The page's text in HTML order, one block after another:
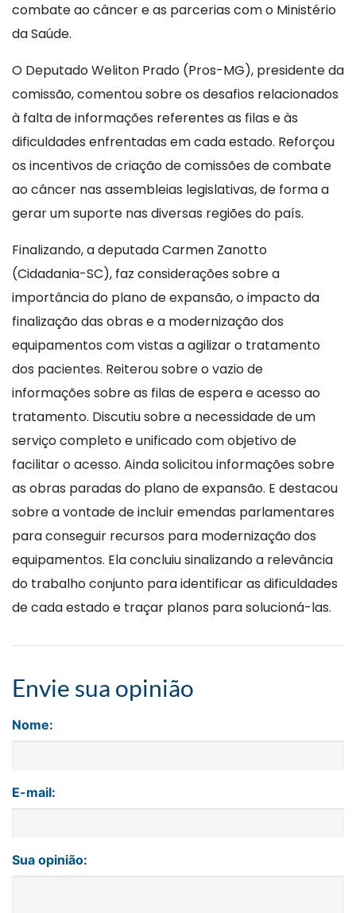
combate ao câncer e as parcerias com o Ministério
da Saúde.
O Deputado Weliton Prado (Pros-MG), presidente da
comissão, comentou sobre os desafios relacionados
à falta de informações referentes as filas e às
dificuldades enfrentadas em cada estado. Reforçou
os incentivos de criação de comissões de combate
ao câncer nas assembleias legislativas, de forma a
gerar um suporte nas diversas regiões do país.
Finalizando, a deputada Carmen Zanotto
(Cidadania-SC), faz considerações sobre a
importância do plano de expansão, o impacto da
finalização das obras e a modernização dos
equipamentos com vistas a agilizar o tratamento
dos pacientes. Reiterou sobre o vazio de
informações sobre as filas de espera e acesso ao
tratamento. Discutiu sobre a necessidade de um
serviço completo e unificado com objetivo de
facilitar o acesso. Ainda solicitou informações sobre
as obras paradas do plano de expansão. E destacou
sobre a vontade de incluir emendas parlamentares
para conseguir recursos para modernização dos
equipamentos. Ela concluiu sinalizando a relevância
do trabalho conjunto para identificar as dificuldades
de cada estado e traçar planos para solucioná-las.
Envie sua opinião
Nome:
E-mail:
Sua opinião: